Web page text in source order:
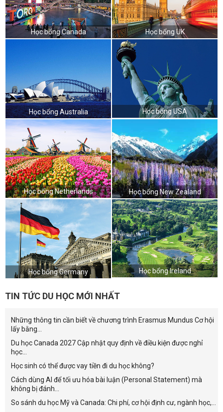
Học bổng Canada Học bổng UK
Học bổng Australia Học bổng USA
Học bổng Netherlands Học bổng New Zealand
Học bổng Germany Học bổng Ireland
TIN TỨC DU HỌC MỚI NHẤT
Những thông tin cần biết về chương trình Erasmus Mundus Cơ hội
lấy bằng...
Du học Canada 2027 Cập nhật quy định về điều kiện được nghỉ
học...
Học sinh có thể được vay tiền đi du học không?
Cách dùng AI để tối ưu hóa bài luận (Personal Statement) mà
không bị đánh...
So sánh du học Mỹ và Canada: Chi phí, cơ hội định cư, ngành học,...